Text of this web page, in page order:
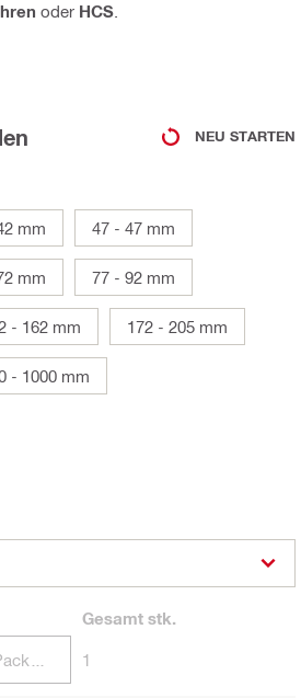
oder HCS
NEU STARTEN
mm 47 - 47 mm
mm 77 - 92 mm
- 162 mm 172 - 205 mm
- 1000 mm
Gesamtstk.
1